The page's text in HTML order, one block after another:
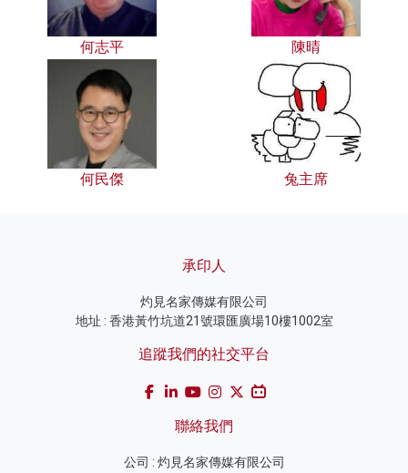
何志平 陳晴
何民傑 兔主席
承印人
灼見名家傳媒有限公司
地址 : 香港黃竹坑道21號環匯廣場10樓1002室
追蹤我們的社交平台
聯絡我們
公司 : 灼見名家傳媒有限公司